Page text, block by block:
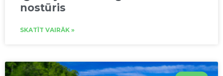
nostūris
SKATĪT VAIRĀK »